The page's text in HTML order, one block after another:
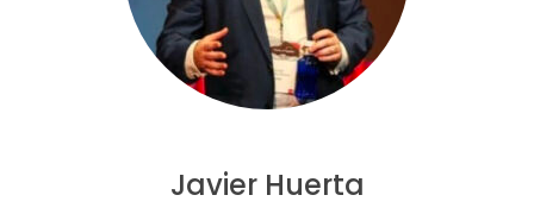
Javier Huerta